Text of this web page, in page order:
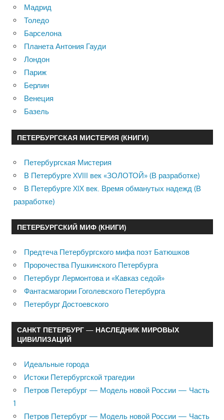
Мадрид
Толедо
Барселона
Планета Антония Гауди
Лондон
Париж
Берлин
Венеция
Базель
ПЕТЕРБУРГСКАЯ МИСТЕРИЯ (КНИГИ)
Петербургская Мистерия
В Петербурге XVIII век «ЗОЛОТОЙ» (В разработке)
В Петербурге XIX век. Время обманутых надежд (В
разработке)
ПЕТЕРБУРГСКИЙ МИФ (КНИГИ)
Предтеча Петербургского мифа поэт Батюшков
Пророчества Пушкинского Петербурга
Петербург Лермонтова и «Кавказ седой»
Фантасмагории Гоголевского Петербурга
Петербург Достоевского
САНКТ ПЕТЕРБУРГ — НАСЛЕДНИК МИРОВЫХ
ЦИВИЛИЗАЦИЙ
Идеальные города
Истоки Петербургской трагедии
Петров Петербург — Модель новой России — Часть
1
Петров Петербург — Модель новой России — Часть